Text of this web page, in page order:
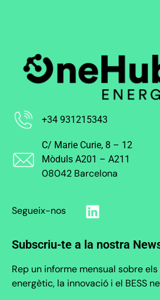
+34 931215343
C/ Marie Curie, 8 – 12
Mòduls A201 – A211
08042 Barcelona
Segueix-nos
Subscriu-te a la nostra
Rep un informe mensual sobre
energètic, la innovació i el BESS